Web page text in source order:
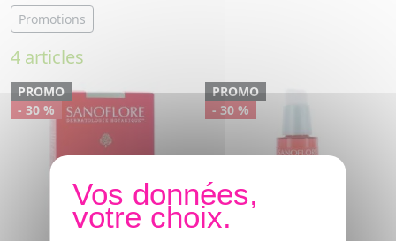
Promotions
4 articles
PROMO
- 30 %
PROMO
- 30 %